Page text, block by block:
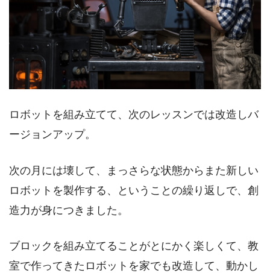
ロボットを組み立てて、次のレッスンでは改造しバ
ージョンアップ。
次の月には壊して、まっさらな状態からまた新しい
ロボットを製作する、ということの繰り返しで、創
造力が身につきました。
ブロックを組み立てることがとにかく楽しくて、教
室で作ってきたロボットを家でも改造して、動かし